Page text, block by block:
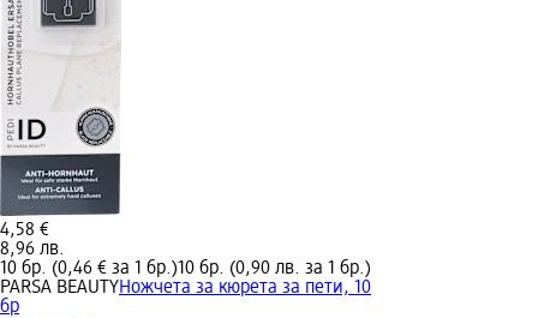
4,58 €
8,96 лв.
10 бр. (0,46 € за 1 бр.)10 бр. (0,90 лв. за 1 бр.)
PARSA BEAUTYНожчета за кюрета за пети, 10
бр